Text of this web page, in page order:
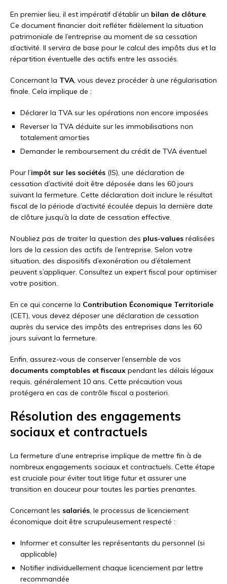
En premier lieu, il est impératif d’établir un bilan de clôture.
Ce document financier doit refléter fidèlement la situation
patrimoniale de l’entreprise au moment de sa cessation
d’activité. Il servira de base pour le calcul des impôts dus et la
répartition éventuelle des actifs entre les associés.
Concernant la TVA, vous devez procéder à une régularisation
finale. Cela implique de :
Déclarer la TVA sur les opérations non encore imposées
Reverser la TVA déduite sur les immobilisations non
totalement amorties
Demander le remboursement du crédit de TVA éventuel
Pour l’impôt sur les sociétés (IS), une déclaration de
cessation d’activité doit être déposée dans les 60 jours
suivant la fermeture. Cette déclaration doit inclure le résultat
fiscal de la période d’activité écoulée depuis la dernière date
de clôture jusqu’à la date de cessation effective.
N’oubliez pas de traiter la question des plus-values réalisées
lors de la cession des actifs de l’entreprise. Selon votre
situation, des dispositifs d’exonération ou d’étalement
peuvent s’appliquer. Consultez un expert fiscal pour optimiser
votre position.
En ce qui concerne la Contribution Économique Territoriale
(CET), vous devez déposer une déclaration de cessation
auprès du service des impôts des entreprises dans les 60
jours suivant la fermeture.
Enfin, assurez-vous de conserver l’ensemble de vos
documents comptables et fiscaux pendant les délais légaux
requis, généralement 10 ans. Cette précaution vous
protégera en cas de contrôle fiscal a posteriori.
Résolution des engagements
sociaux et contractuels
La fermeture d’une entreprise implique de mettre fin à de
nombreux engagements sociaux et contractuels. Cette étape
est cruciale pour éviter tout litige futur et assurer une
transition en douceur pour toutes les parties prenantes.
Concernant les salariés, le processus de licenciement
économique doit être scrupuleusement respecté :
Informer et consulter les représentants du personnel (si
applicable)
Notifier individuellement chaque licenciement par lettre
recommandée